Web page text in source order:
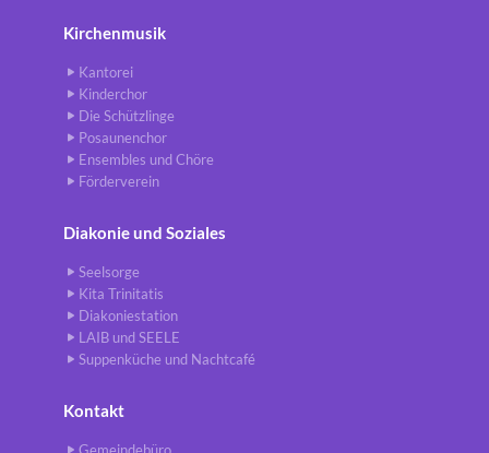
Kirchenmusik
Kantorei
Kinderchor
Die Schützlinge
Posaunenchor
Ensembles und Chöre
Förderverein
Diakonie und Soziales
Seelsorge
Kita Trinitatis
Diakoniestation
LAIB und SEELE
Suppenküche und Nachtcafé
Kontakt